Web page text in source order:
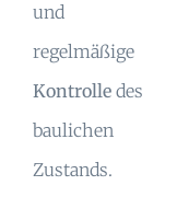
und
regelmäßige
Kontrolle des
baulichen
Zustands.